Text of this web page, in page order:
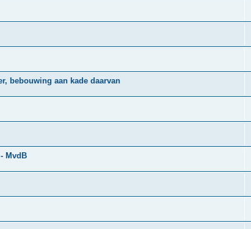
bebouwing aan kade daarvan
MvdB